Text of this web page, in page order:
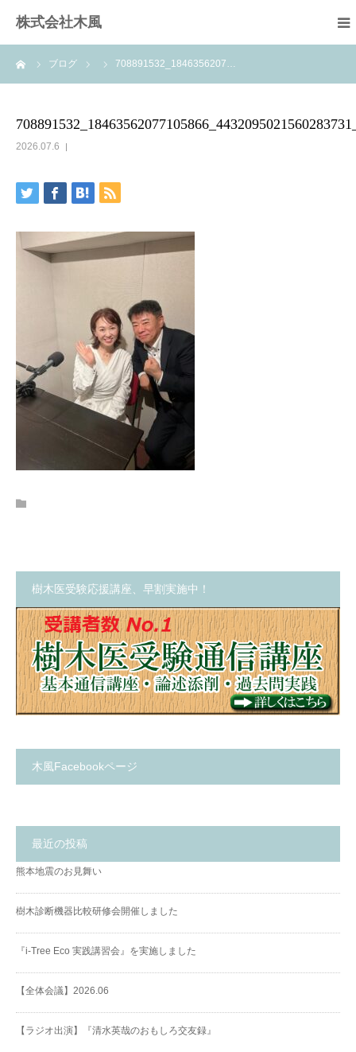
株式会社木風
ブログ 708891532_1846356207…
2026.07.6
樹木医受験応援講座、早割実施中！
木風Facebookページ
最近の投稿
熊本地震のお見舞い
樹木診断機器比較研修会開催しました
『i-Tree Eco 実践講習会』を実施しました
【全体会議】2026.06
【ラジオ出演】『清水英哉のおもしろ交友録』
業務案内
お問い合せ